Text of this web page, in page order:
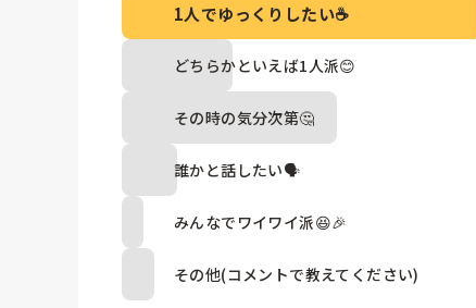
1人でゆっくりしたい☕
どちらかといえば1人派😊
その時の気分次第🤔
誰かと話したい🗣️
みんなでワイワイ派😆🎉
その他(コメントで教えてください)